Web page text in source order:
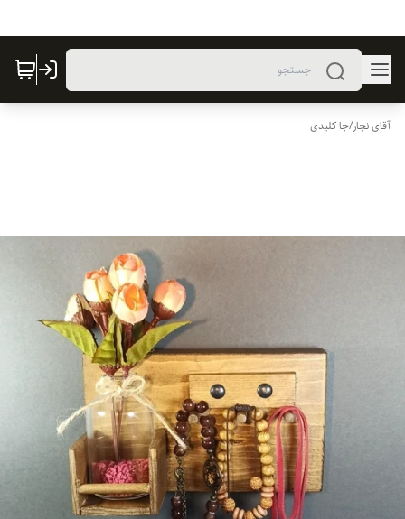
آقای نجار/جا کلیدی